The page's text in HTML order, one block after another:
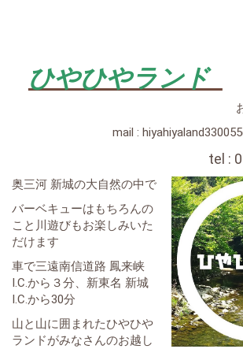
ひやひやランド
mail :
tel :
奥三河 新城の大自然の中で
バーベキューはもちろんの
こと川遊びもお楽しみいた
だけます
車で三遠南信道路 鳳来峡
I.C.から３分、新東名 新城
I.C.から30分
山と山に囲まれたひやひや
ランドがみなさんのお越し